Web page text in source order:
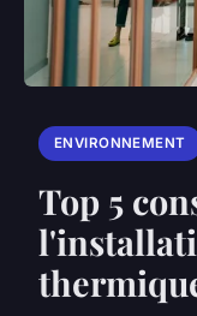
ENVIRONNEMENT
Top 5